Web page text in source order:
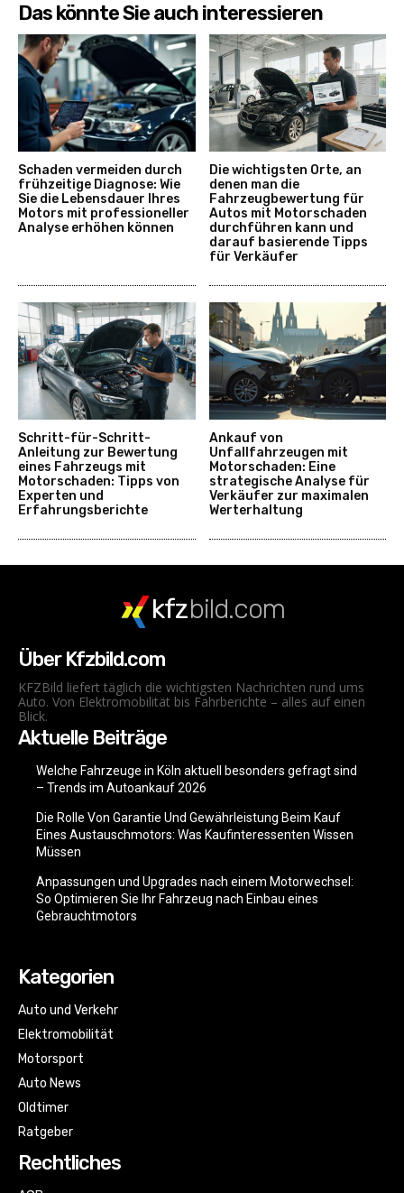
Das könnte Sie auch interessieren
Schaden vermeiden durch
frühzeitige Diagnose: Wie
Sie die Lebensdauer Ihres
Motors mit professioneller
Analyse erhöhen können
Die wichtigsten Orte, an
denen man die
Fahrzeugbewertung für
Autos mit Motorschaden
durchführen kann und
darauf basierende Tipps
für Verkäufer
Schritt-für-Schritt-
Anleitung zur Bewertung
eines Fahrzeugs mit
Motorschaden: Tipps von
Experten und
Erfahrungsberichte
Ankauf von
Unfallfahrzeugen mit
Motorschaden: Eine
strategische Analyse für
Verkäufer zur maximalen
Werterhaltung
kfzbild.com
Über Kfzbild.com
KFZBild liefert täglich die wichtigsten Nachrichten rund ums
Auto. Von Elektromobilität bis Fahrberichte – alles auf einen
Blick.
Aktuelle Beiträge
Welche Fahrzeuge in Köln aktuell besonders gefragt sind
– Trends im Autoankauf 2026
Die Rolle Von Garantie Und Gewährleistung Beim Kauf
Eines Austauschmotors: Was Kaufinteressenten Wissen
Müssen
Anpassungen und Upgrades nach einem Motorwechsel:
So Optimieren Sie Ihr Fahrzeug nach Einbau eines
Gebrauchtmotors
Kategorien
Auto und Verkehr
Elektromobilität
Motorsport
Auto News
Oldtimer
Ratgeber
Rechtliches